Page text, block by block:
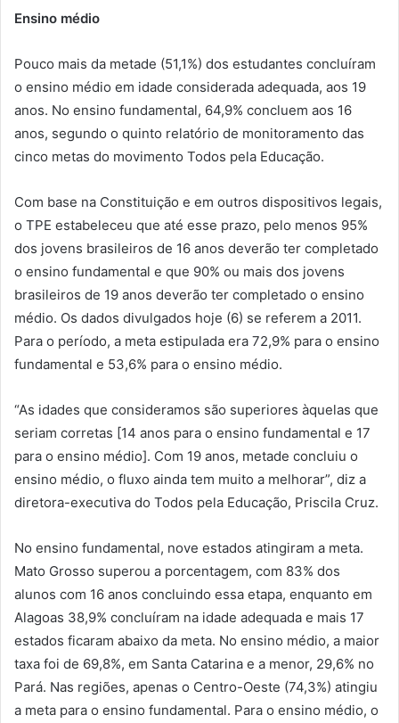
Ensino médio
Pouco mais da metade (51,1%) dos estudantes concluíram
o ensino médio em idade considerada adequada, aos 19
anos. No ensino fundamental, 64,9% concluem aos 16
anos, segundo o quinto relatório de monitoramento das
cinco metas do movimento Todos pela Educação.
Com base na Constituição e em outros dispositivos legais,
o TPE estabeleceu que até esse prazo, pelo menos 95%
dos jovens brasileiros de 16 anos deverão ter completado
o ensino fundamental e que 90% ou mais dos jovens
brasileiros de 19 anos deverão ter completado o ensino
médio. Os dados divulgados hoje (6) se referem a 2011.
Para o período, a meta estipulada era 72,9% para o ensino
fundamental e 53,6% para o ensino médio.
“As idades que consideramos são superiores àquelas que
seriam corretas [14 anos para o ensino fundamental e 17
para o ensino médio]. Com 19 anos, metade concluiu o
ensino médio, o fluxo ainda tem muito a melhorar”, diz a
diretora-executiva do Todos pela Educação, Priscila Cruz.
No ensino fundamental, nove estados atingiram a meta.
Mato Grosso superou a porcentagem, com 83% dos
alunos com 16 anos concluindo essa etapa, enquanto em
Alagoas 38,9% concluíram na idade adequada e mais 17
estados ficaram abaixo da meta. No ensino médio, a maior
taxa foi de 69,8%, em Santa Catarina e a menor, 29,6% no
Pará. Nas regiões, apenas o Centro-Oeste (74,3%) atingiu
a meta para o ensino fundamental. Para o ensino médio, o